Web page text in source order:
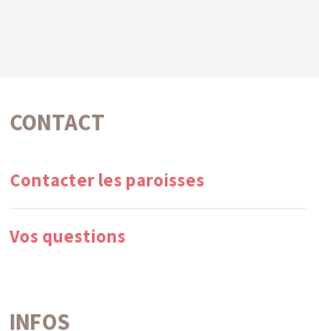
CONTACT
Contacter les paroisses
Vos questions
INFOS